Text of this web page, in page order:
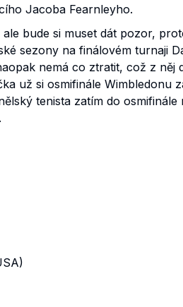
Jacoba Fearnleyho.
bude si muset dát pozor,
sezony na finálovém turnaji
nemá co ztratit, což z něj
už si osmifinále Wimbledonu
tenista zatím do osmifinále